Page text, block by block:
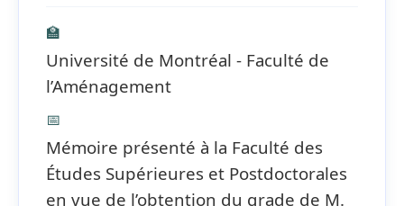
🏫
Université de Montréal - Faculté de
l’Aménagement
📅
Mémoire présenté à la Faculté des
Études Supérieures et Postdoctorales
en vue de l’obtention du grade de M.